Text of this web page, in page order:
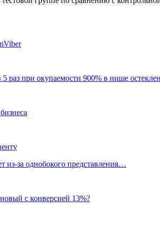
Viber
раз при окупаемости 900% в нише
из-за однобокого представления…
с конверсией 13%?